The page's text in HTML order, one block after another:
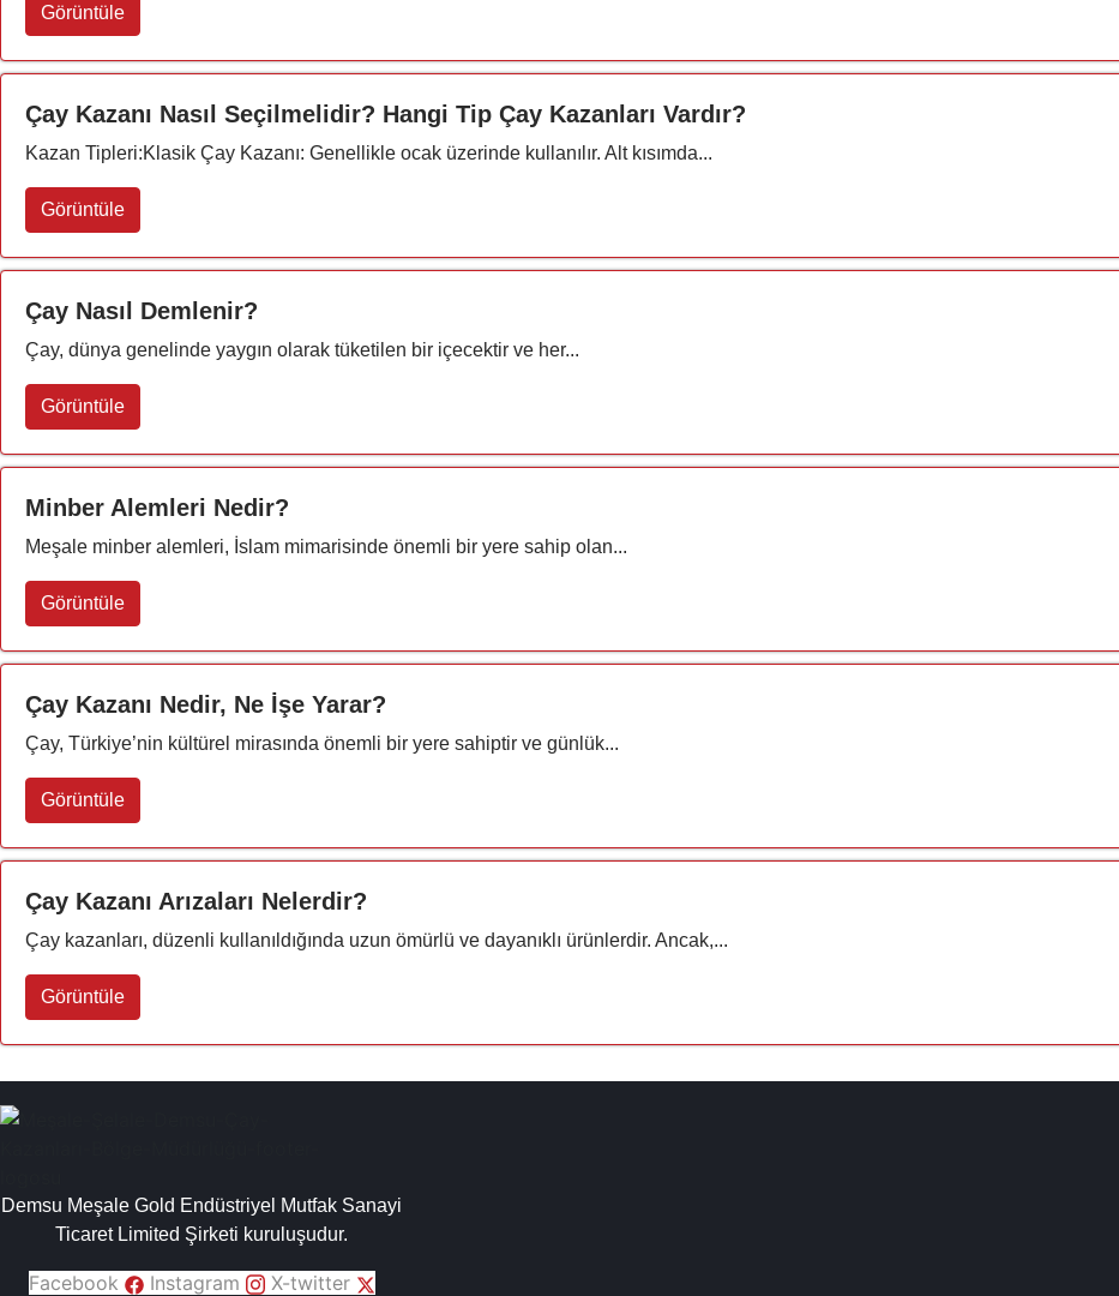
Görüntüle
Çay Kazanı Nasıl Seçilmelidir? Hangi Tip Çay Kazanları Vardır?
Kazan Tipleri:Klasik Çay Kazanı: Genellikle ocak üzerinde kullanılır. Alt kısımda...
Görüntüle
Çay Nasıl Demlenir?
Çay, dünya genelinde yaygın olarak tüketilen bir içecektir ve her...
Görüntüle
Minber Alemleri Nedir?
Meşale minber alemleri, İslam mimarisinde önemli bir yere sahip olan...
Görüntüle
Çay Kazanı Nedir, Ne İşe Yarar?
Çay, Türkiye’nin kültürel mirasında önemli bir yere sahiptir ve günlük...
Görüntüle
Çay Kazanı Arızaları Nelerdir?
Çay kazanları, düzenli kullanıldığında uzun ömürlü ve dayanıklı ürünlerdir. Ancak,...
Görüntüle
Demsu Meşale Gold Endüstriyel Mutfak Sanayi
Ticaret Limited Şirketi kuruluşudur.
Facebook Instagram
X-twitter